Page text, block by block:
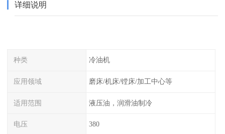
详细说明
种类 冷油机
应用领域 磨床/机床/镗床/加工中心等
适用范围 液压油，润滑油制冷
电压 380